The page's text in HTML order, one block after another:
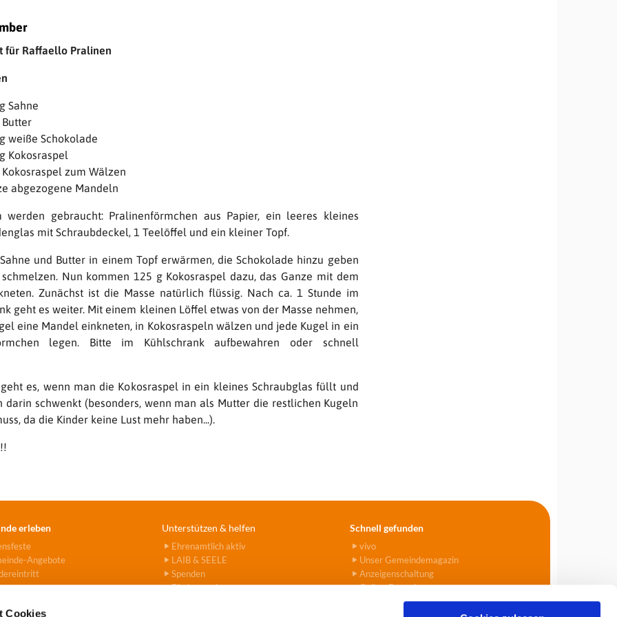
Cookies
für Raffaello Pralinen
Sahne
weiße Schokolade
Kokosraspel
zum Wälzen
abgezogene Mandeln
werden gebraucht: Pralinenförmchen aus Papier, ein leeres kleines
mit Schraubdeckel, 1 Teelöffel und ein kleiner Topf.
Sahne und Butter in einem Topf erwärmen, die Schokolade hinzu geben
Nun kommen 125 g Kokosraspel dazu, das Ganze mit dem
Zunächst ist die Masse natürlich flüssig. Nach ca. 1 Stunde im
geht es weiter. Mit einem kleinen Löffel etwas von der Masse nehmen,
eine Mandel einkneten, in Kokosraspeln wälzen und jede Kugel in ein
legen. Bitte im Kühlschrank aufbewahren oder schnell
es, wenn man die Kokosraspel in ein kleines Schraubglas füllt und
darin schwenkt (besonders, wenn man als Mutter die restlichen Kugeln
da die Kinder keine Lust mehr haben...).
erleben
Angebote
Unterstützen & helfen
Ehrenamtlich aktiv
LAIB & SEELE
Spenden
Fördervereine
Schnell gefunden
vivo
Unser Gemeindemagazin
Anzeigenschaltung
Online-Formulare